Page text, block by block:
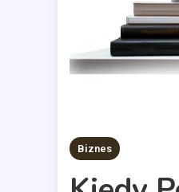
Biznes